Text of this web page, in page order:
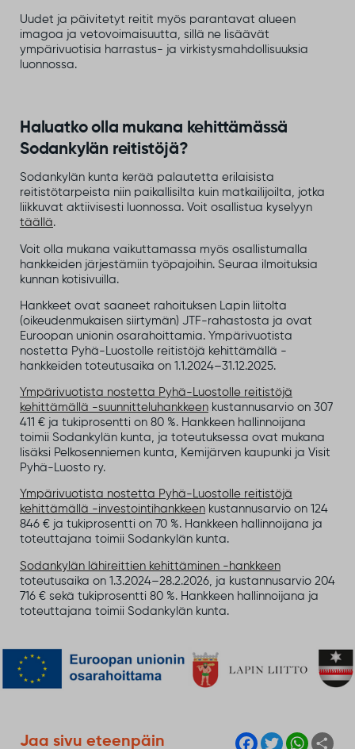
Uudet ja päivitetyt reitit myös parantavat alueen
imagoa ja vetovoimaisuutta, sillä ne lisäävät
ympärivuotisia harrastus- ja virkistysmahdollisuuksia
luonnossa.
Haluatko olla mukana kehittämässä
Sodankylän reitistöjä?
Sodankylän kunta kerää palautetta erilaisista
reitistötarpeista niin paikallisilta kuin matkailijoilta, jotka
liikkuvat aktiivisesti luonnossa. Voit osallistua kyselyyn
täällä.
Voit olla mukana vaikuttamassa myös osallistumalla
hankkeiden järjestämiin työpajoihin. Seuraa ilmoituksia
kunnan kotisivuilla.
Hankkeet ovat saaneet rahoituksen Lapin liitolta
(oikeudenmukaisen siirtymän) JTF-rahastosta ja ovat
Euroopan unionin osarahoittamia. Ympärivuotista
nostetta Pyhä-Luostolle reitistöjä kehittämällä -
hankkeiden toteutusaika on 1.1.2024–31.12.2025.
Ympärivuotista nostetta Pyhä-Luostolle reitistöjä
kehittämällä -suunnitteluhankkeen kustannusarvio on 307
411 € ja tukiprosentti on 80 %. Hankkeen hallinnoijana
toimii Sodankylän kunta, ja toteutuksessa ovat mukana
lisäksi Pelkosenniemen kunta, Kemijärven kaupunki ja Visit
Pyhä-Luosto ry.
Ympärivuotista nostetta Pyhä-Luostolle reitistöjä
kehittämällä -investointihankkeen kustannusarvio on 124
846 € ja tukiprosentti on 70 %. Hankkeen hallinnoijana ja
toteuttajana toimii Sodankylän kunta.
Sodankylän lähireittien kehittäminen -hankkeen
toteutusaika on 1.3.2024–28.2.2026, ja kustannusarvio 204
716 € sekä tukiprosentti 80 %. Hankkeen hallinnoijana ja
toteuttajana toimii Sodankylän kunta.
Jaa sivu eteenpäin
F
T
W